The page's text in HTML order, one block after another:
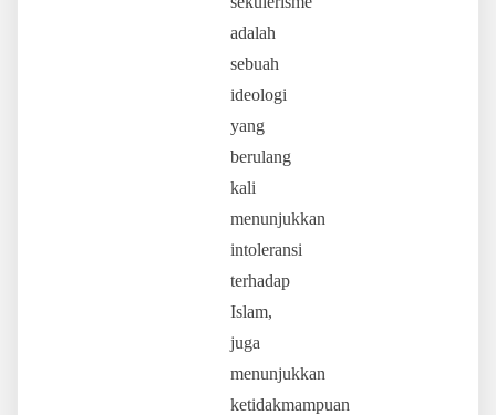
adalah
sebuah
ideologi
yang
berulang
kali
menunjukkan
intoleransi
terhadap
Islam,
juga
menunjukkan
ketidakmampuan